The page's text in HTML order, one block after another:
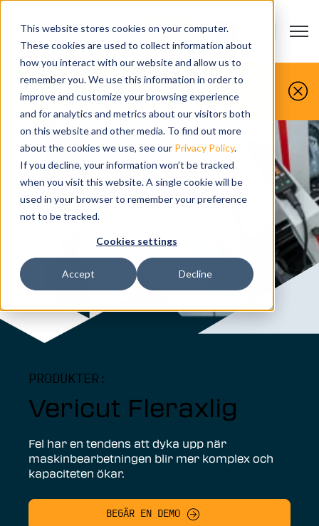
This website stores cookies on your computer.
These cookies are used to collect information about
how you interact with our website and allow us to
remember you. We use this information in order to
improve and customize your browsing experience
and for analytics and metrics about our visitors both
on this website and other media. To find out more
about the cookies we use, see our Privacy Policy.
If you decline, your information won’t be tracked
when you visit this website. A single cookie will be
used in your browser to remember your preference
not to be tracked.
Cookies settings
Accept Decline
Open
KONTAKTA-OSS Show
Du gör det, vi simulerar det.
Boka din gratis demo idag
PRODUKTER:
Vericut Fleraxlig
Fel har en tendens att dyka upp när
maskinbearbetningen blir mer komplex och
kapaciteten ökar.
BEGÄR EN DEMO